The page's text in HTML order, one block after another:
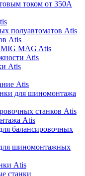
током от 350А
полуавтоматов Atis
Atis
MAG Atis
Atis
Atis
Atis
для шиномонтажа
станков Atis
Atis
балансировочных
шиномонтажных
Atis
станки